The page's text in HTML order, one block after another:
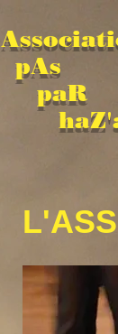
pAs
paR